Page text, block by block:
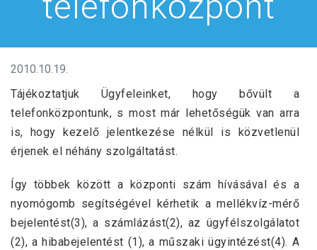
2010.10.19.
Tájékoztatjuk Ügyfeleinket, hogy bővült a
telefonközpontunk, s most már lehetőségük van arra
is, hogy kezelő jelentkezése nélkül is közvetlenül
érjenek el néhány szolgáltatást.
Így többek között a központi szám hívásával és a
nyomógomb segítségével kérhetik a mellékvíz-mérő
bejelentést(3), a számlázást(2), az ügyfélszolgálatot
(2), a hibabejelentést (1), a műszaki ügyintézést(4). A